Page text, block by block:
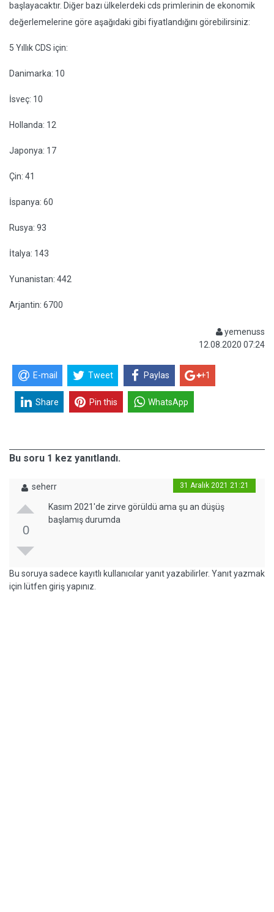
başlayacaktır. Diğer bazı ülkelerdeki cds primlerinin de ekonomik
değerlemelerine göre aşağıdaki gibi fiyatlandığını görebilirsiniz:
5 Yıllık CDS için:
Danimarka: 10
İsveç: 10
Hollanda: 12
Japonya: 17
Çin: 41
İspanya: 60
Rusya: 93
İtalya: 143
Yunanistan: 442
Arjantin: 6700
yemenuss
12.08.2020 07:24
E-mail Tweet Paylas +1
Share Pin this WhatsApp
Bu soru 1 kez yanıtlandı.
seherr 31 Aralık 2021 21:21
0
Kasım 2021'de zirve görüldü ama şu an düşüş
başlamış durumda
Bu soruya sadece kayıtlı kullanıcılar yanıt yazabilirler. Yanıt yazmak
için lütfen giriş yapınız.